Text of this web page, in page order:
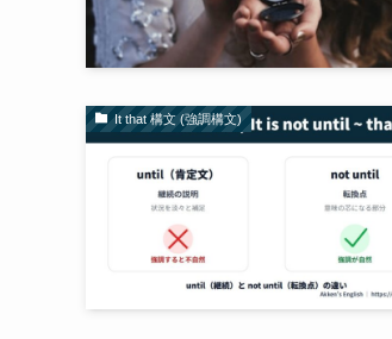
It that 構文 (強調構文)